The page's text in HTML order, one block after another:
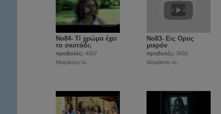
Νο84- Τί χρώμα έχει
το σκοτάδι;
προβολές: 4007
Μοιράσου το..
Νο83- Εις Ορος
μικρόν
προβολές: 3666
Μοιράσου το..